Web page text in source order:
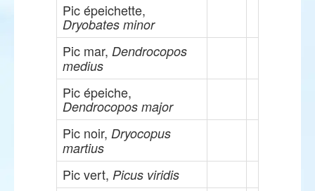
Pic épeichette,
Dryobates minor
Pic mar, Dendrocopos
medius
Pic épeiche,
Dendrocopos major
Pic noir, Dryocopus
martius
Pic vert, Picus viridis